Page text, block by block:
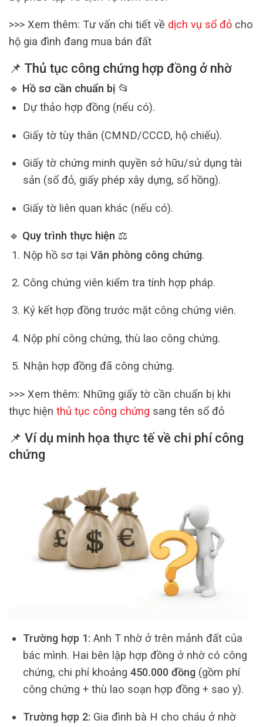
>>> Xem thêm: Tư vấn chi tiết về dịch vụ sổ đỏ cho
hộ gia đình đang mua bán đất
📌 Thủ tục công chứng hợp đồng ở nhờ
🔹 Hồ sơ cần chuẩn bị 📂
Dự thảo hợp đồng (nếu có).
Giấy tờ tùy thân (CMND/CCCD, hộ chiếu).
Giấy tờ chứng minh quyền sở hữu/sử dụng tài
sản (sổ đỏ, giấy phép xây dựng, sổ hồng).
Giấy tờ liên quan khác (nếu có).
🔹 Quy trình thực hiện ⚖️
Nộp hồ sơ tại Văn phòng công chứng.
Công chứng viên kiểm tra tính hợp pháp.
Ký kết hợp đồng trước mặt công chứng viên.
Nộp phí công chứng, thù lao công chứng.
Nhận hợp đồng đã công chứng.
>>> Xem thêm: Những giấy tờ cần chuẩn bị khi
thực hiện thủ tục công chứng sang tên sổ đỏ
📌 Ví dụ minh họa thực tế về chi phí công
chứng
Trường hợp 1: Anh T nhờ ở trên mảnh đất của
bác mình. Hai bên lập hợp đồng ở nhờ có công
chứng, chi phí khoảng 450.000 đồng(gồm phí
công chứng + thù lao soạn hợp đồng + sao y).
Trường hợp 2: Gia đình bà H cho cháu ở nhờ